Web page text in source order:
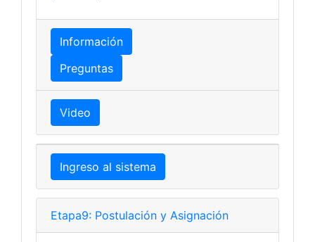
Información
Preguntas
Video
Ingreso al sistema
Etapa9: Postulación y Asignación